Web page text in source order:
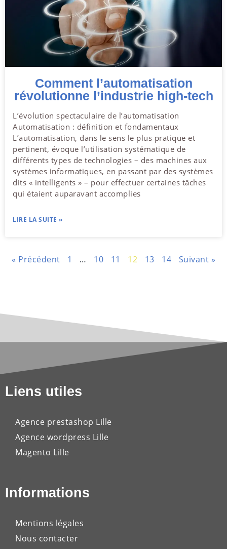
Comment l’automatisation
révolutionne l’industrie high-tech
L’évolution spectaculaire de l’automatisation
Automatisation : définition et fondamentaux
L’automatisation, dans le sens le plus pratique et
pertinent, évoque l’utilisation systématique de
différents types de technologies – des machines aux
systèmes informatiques, en passant par des systèmes
dits « intelligents » – pour effectuer certaines tâches
qui étaient auparavant accomplies
LIRE LA SUITE »
« Précédent 1 … 10 11 12 13 14 Suivant »
Liens utiles
Agence prestashop Lille
Agence wordpress Lille
Magento Lille
Informations
Mentions légales
Nous contacter